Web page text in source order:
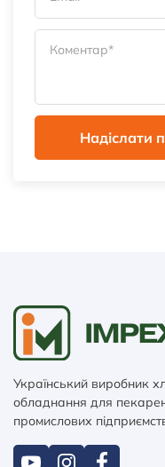
Надіслати
Український виробник
обладнання для
промислових